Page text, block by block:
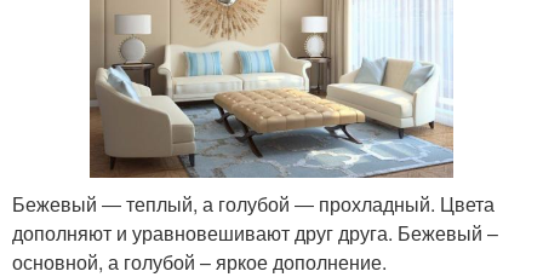
Бежевый ― теплый, а голубой ― прохладный. Цвета
дополняют и уравновешивают друг друга. Бежевый –
основной, а голубой – яркое дополнение.